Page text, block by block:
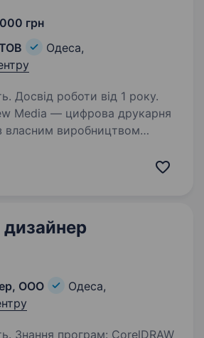
грн
Одеса,
Досвід роботи від 1 року.
власним виробництвом
та наліпки в рулонах,
дизайнер
ООО
Одеса,